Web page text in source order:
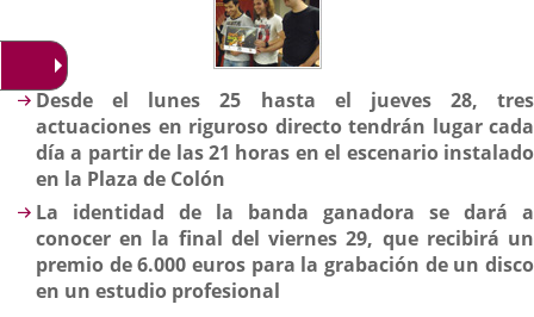
Descripción
Desde el lunes 25 hasta el jueves 28, tres
actuaciones en riguroso directo tendrán lugar cada
día a partir de las 21 horas en el escenario instalado
en la Plaza de Colón
La identidad de la banda ganadora se dará a
conocer en la final del viernes 29, que recibirá un
premio de 6.000 euros para la grabación de un disco
en un estudio profesional